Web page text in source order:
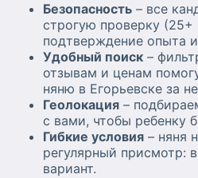
Безопасность – все
строгую проверку
подтверждение опыта
Удобный поиск –
отзывам и ценам
няню в Егорьевске за
Геолокация –
с вами, чтобы ребенку
Гибкие условия – няня
регулярный присмотр:
вариант.